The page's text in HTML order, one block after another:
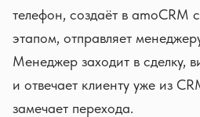
телефон, создаёт в amoCRM
этапом, отправляет
Менеджер заходит в сделку,
и отвечает клиенту уже из
замечает перехода.